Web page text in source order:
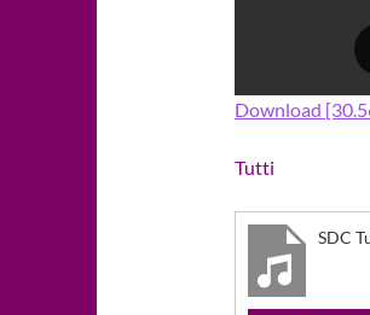
Download
Tutti
SDC